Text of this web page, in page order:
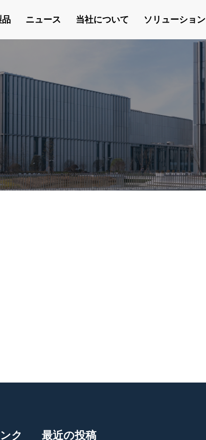
品 ニュース 当社について ソリューション
ク 最近の投稿